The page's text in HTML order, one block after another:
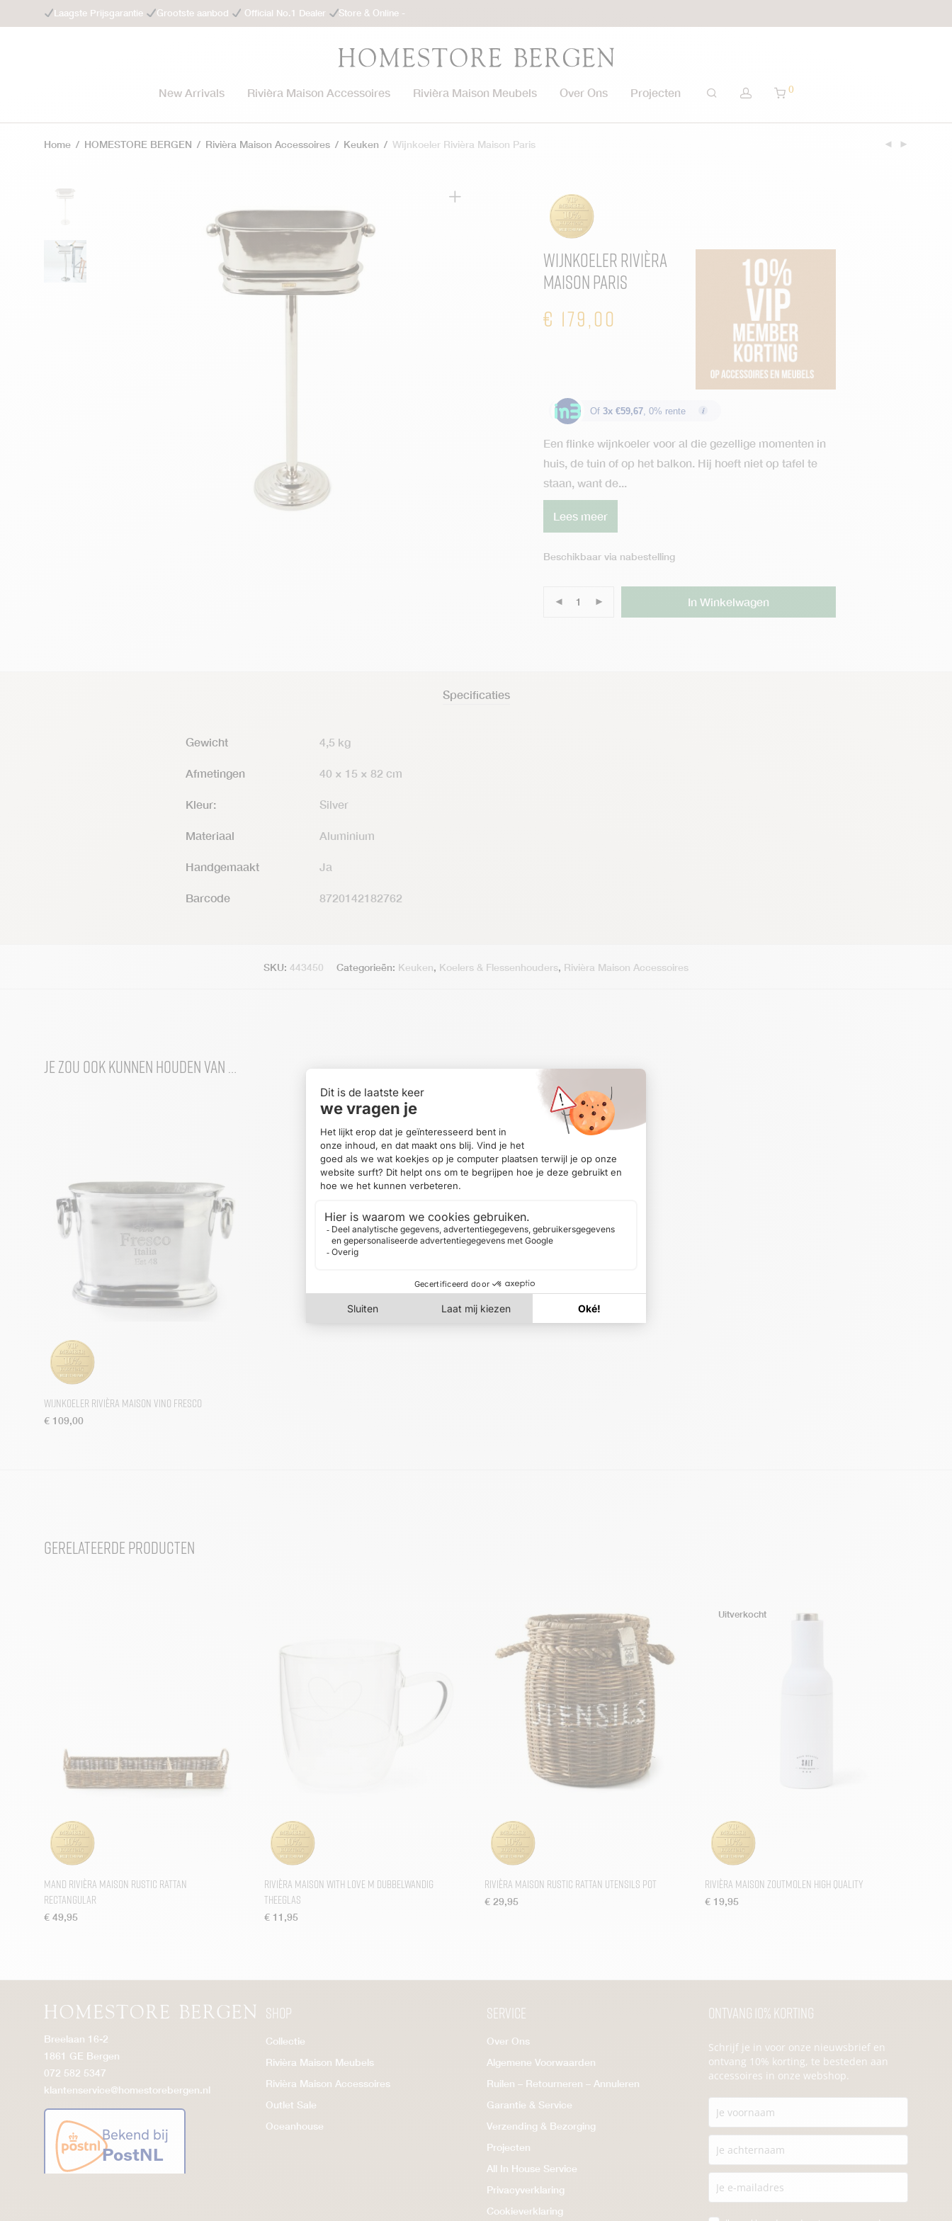
Laagste Prijsgarantie Grootste aanbod Official No.1 Dealer Store & Online -
New Arrivals Rivièra Maison Accessoires Rivièra Maison Meubels Over Ons Projecten 0
Home / HOMESTORE BERGEN / Rivièra Maison Accessoires / Keuken / Wijnkoeler Rivièra Maison Paris
Wijnkoeler Rivièra
Maison Paris
€ 179,00
Of 3x €59,67, 0% rente
Een flinke wijnkoeler voor al die gezellige momenten in
huis, de tuin of op het balkon. Hij hoeft niet op tafel te
staan, want de...
Lees meer
Beschikbaar via nabestelling
In Winkelwagen
Specificaties
Gewicht 4,5 kg
Afmetingen 40 × 15 × 82 cm
Kleur: Silver
Materiaal Aluminium
Handgemaakt Ja
Barcode 8720142182762
SKU: 443450 Categorieën: Keuken, Koelers & Flessenhouders, Rivièra Maison Accessoires
Je zou ook kunnen houden van …
Wijnkoeler Rivièra Maison Vino Fresco
€ 109,00
Gerelateerde producten
Mand Rivièra Maison Rustic Rattan
Rectangular
€ 49,95
Rivièra Maison With Love M Dubbelwandig
Theeglas
€ 11,95
Rivièra Maison Rustic Rattan Utensils Pot
€ 29,95
Rivièra Maison Zoutmolen High Quality
€ 19,95
Breelaan 16-2
1861 GE Bergen
072 582 5347
klantenservice@homestorebergen.nl
Shop
Collectie
Rivièra Maison Meubels
Rivièra Maison Accessoires
Outlet Sale
Oceanhouse
Service
Over Ons
Algemene Voorwaarden
Ruilen – Retourneren – Annuleren
Garantie & Service
Verzending & Bezorging
Projecten
All In House Service
Privacyverklaring
Cookieverklaring
Ontvang 10% korting
Schrijf je in voor onze nieuwsbrief en
ontvang 10% korting, te besteden aan
accessoires in onze webshop.